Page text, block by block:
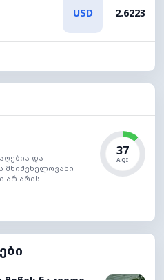
USD 2.6223
და
მნიშვნელოვანი
არის.
37
AQI